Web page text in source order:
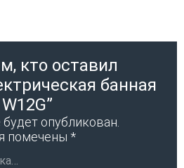
кто оставил
банная
опубликован.
помечены *